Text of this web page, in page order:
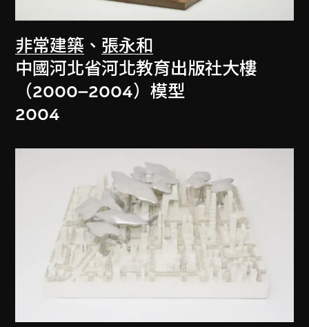
非常建築 、 張永和
中國河北省河北教育出版社大樓
（2000–2004）模型
2004